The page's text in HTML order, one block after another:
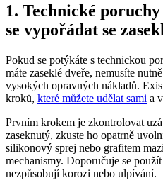
1. Technické
se vypořádat se
Pokud se potýkáte s technickou
máte zaseklé dveře, nemusíte
vysokých opravných nákladů.
kroků, které můžete udělat sami a
Prvním krokem je zkontrolovat
zaseknutý, zkuste ho opatrně
silikonový sprej nebo grafitem
mechanismy. Doporučuje se
nezpůsobují korozi nebo ulpívání.